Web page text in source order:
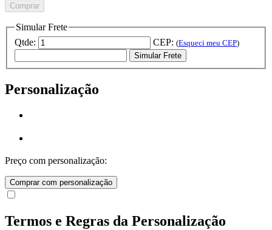
Comprar
Simular Frete
Qtde:
CEP: (Esqueci meu CEP)
Simular Frete
Personalização
Preço com personalização:
Comprar com personalização
Termos e Regras da Personalização